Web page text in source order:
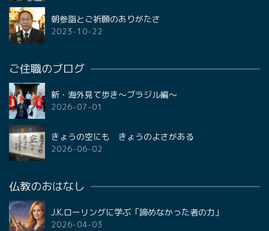
朝参詣とご祈願のありがたさ
2023-10-22
ご住職のブログ
新・海外見て歩き〜ブラジル編〜
2026-07-01
きょうの空にも きょうのよさがある
2026-06-02
仏教のおはなし
J.K.ローリングに学ぶ「諦めなかった者の力」
2026-04-03